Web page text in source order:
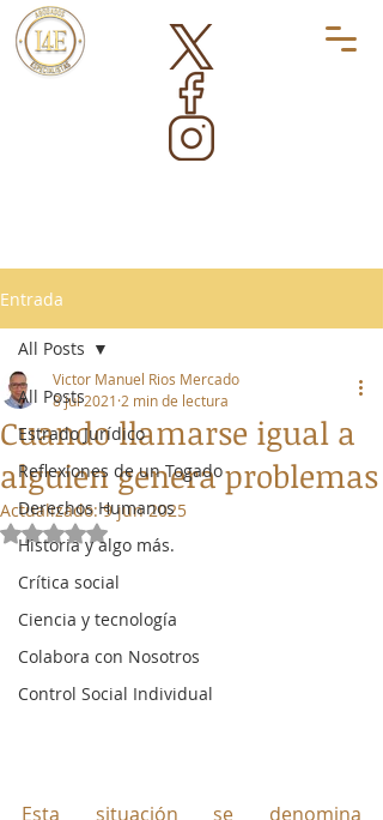
Entrada
All Posts
Estrado Jurídico
Reflexiones de un Togado
Derechos Humanos
Historia y algo más.
Crítica social
Ciencia y tecnología
Colabora con Nosotros
Control Social Individual
All Posts
Cuando llamarse igual a
alguien genera problemas
Victor Manuel Rios Mercado
8 jul 2021 2 min de lectura
Actualizado:9 jun 2025
Obtuvo NaN de 5 estrellas.